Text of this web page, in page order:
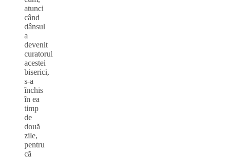
atunci
când
dânsul
a
devenit
curatorul
acestei
biserici,
s-a
închis
în ea
timp
de
două
zile,
pentru
că